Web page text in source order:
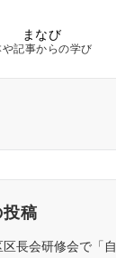
まなび
や記事からの学び
稿
区長会研修会で「